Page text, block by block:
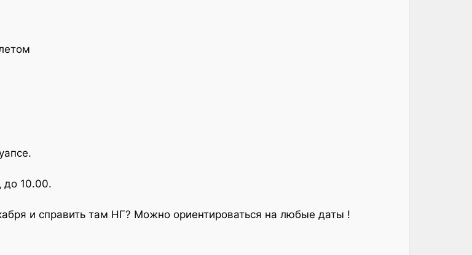
до 10.00.
и справить там НГ? Можно ориентироваться на любые даты !